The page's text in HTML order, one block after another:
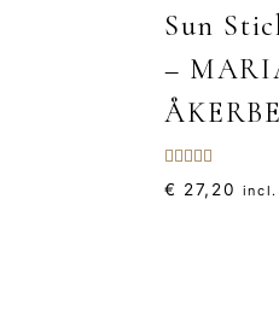
Sun
–
Gewaardeerd
5.00
€ 27,20 incl.